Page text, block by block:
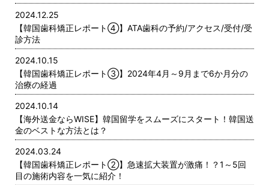
2024.12.25
【韓国歯科矯正レポート➃】ATA歯科の予約/アクセス/受付/受
診方法
2024.10.15
【韓国歯科矯正レポート➂】2024年4月～9月まで6か月分の
治療の経過
2024.10.14
【海外送金ならWISE】韓国留学をスムーズにスタート！韓国送
金のベストな方法とは？
2024.03.24
【韓国歯科矯正レポート➁】急速拡大装置が激痛！？1～5回
目の施術内容を一気に紹介！